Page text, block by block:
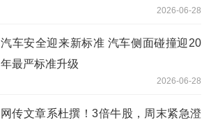
2026-06-28
汽车安全迎来新标准 汽车侧面碰撞迎20
年最严标准升级
2026-06-28
网传文章系杜撰！3倍牛股，周末紧急澄